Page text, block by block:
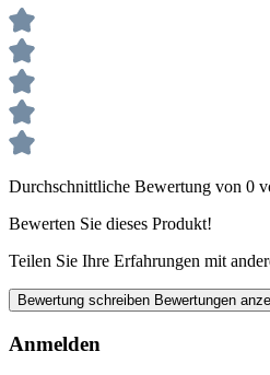
Durchschnittliche Bewertung von 0
Bewerten Sie dieses Produkt!
Teilen Sie Ihre Erfahrungen mit
Bewertung schreiben Bewertungen
Anmelden